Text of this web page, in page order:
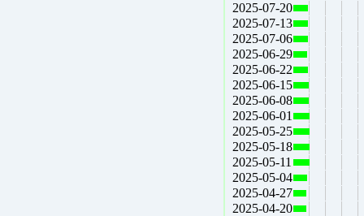
2025-07-20
2025-07-13
2025-07-06
2025-06-29
2025-06-22
2025-06-15
2025-06-08
2025-06-01
2025-05-25
2025-05-18
2025-05-11
2025-05-04
2025-04-27
2025-04-20